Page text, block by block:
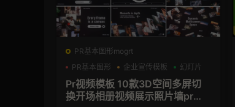
PR基本图形mogrt
PR基本图形
企业宣传模板 幻灯片
Pr视频模板 10款3D空间多屏切
换开场相册视频展示照片墙pr模